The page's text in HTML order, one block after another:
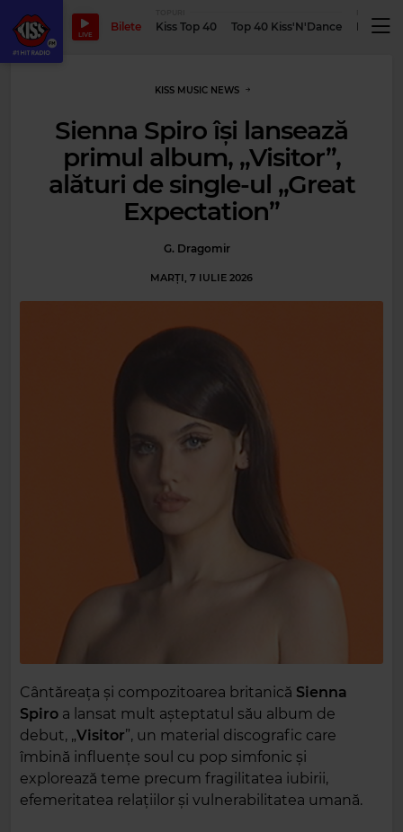
LIVE
Bilete Kiss Top 40 Top 40 Kiss'N'Dance
KISS MUSIC NEWS
Sienna Spiro își lansează
primul album, „Visitor”,
alături de single-ul „Great
Expectation”
G. Dragomir
MARȚI, 7 IULIE 2026
Cântăreața și compozitoarea britanică Sienna
Spiro a lansat mult așteptatul său album de
debut, „Visitor”, un material discografic care
îmbină influențe soul cu pop simfonic și
explorează teme precum fragilitatea iubirii,
efemeritatea relațiilor și vulnerabilitatea umană.